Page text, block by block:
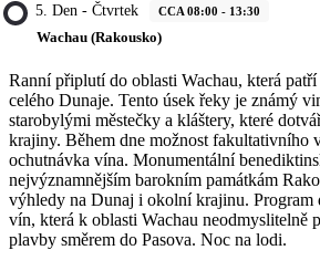
5. Den - Čtvrtek CCA 08:00 - 13:30
Wachau (Rakousko)
Ranní připlutí do oblasti Wachau, která
celého Dunaje. Tento úsek řeky je známý
starobylými městečky a kláštery, které
krajiny. Během dne možnost fakultativního
ochutnávka vína. Monumentální
nejvýznamnějším barokním památkám
výhledy na Dunaj i okolní krajinu. Program
vín, která k oblasti Wachau neodmyslitelně
plavby směrem do Pasova. Noc na lodi.